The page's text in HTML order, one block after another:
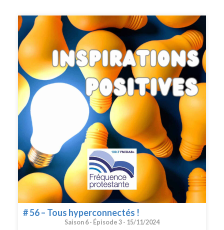
# 56 – Tous hyperconnectés !
Saison 6 - Épisode 3 - 15/11/2024